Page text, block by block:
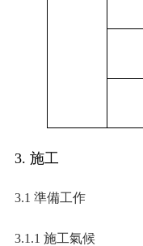
3. 施工
3.1 準備工作
3.1.1 施工氣候